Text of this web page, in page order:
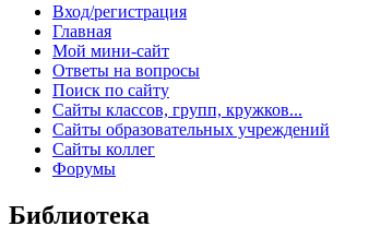
Вход/регистрация
Главная
Мой мини-сайт
Ответы на вопросы
Поиск по сайту
Сайты классов, групп, кружков...
Сайты образовательных учреждений
Сайты коллег
Форумы
Библиотека